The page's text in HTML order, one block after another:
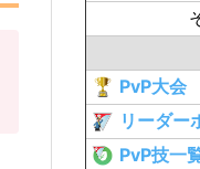
PvP大会
リーダー
PvP技一